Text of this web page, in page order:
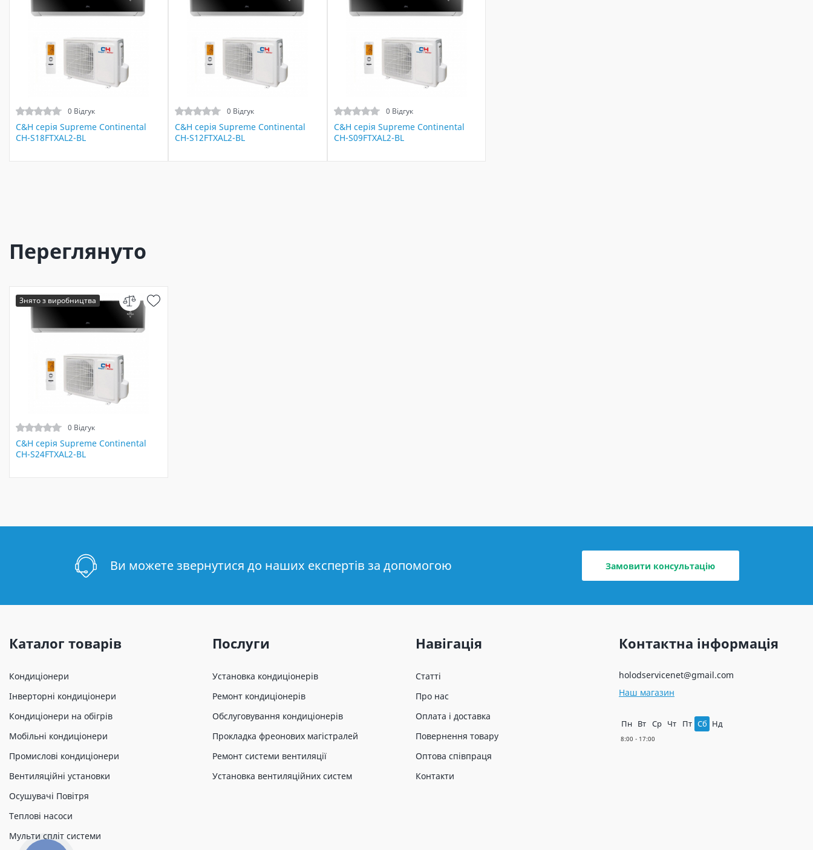
0 Відгук
C&H cерія Supreme Continental
CH-S18FTXAL2-BL
0 Відгук
C&H cерія Supreme Continental
CH-S12FTXAL2-BL
0 Відгук
C&H cерія Supreme Continental
CH-S09FTXAL2-BL
Переглянуто
Знято з виробництва
0 Відгук
C&H cерія Supreme Continental
CH-S24FTXAL2-BL
Ви можете звернутися до наших експертів за допомогою Замовити консультацію
Каталог товарів
Кондиціонери
Інверторні кондиціонери
Кондиціонери на обігрів
Мобільні кондиціонери
Промислові кондиціонери
Вентиляційні установки
Осушувачі Повітря
Теплові насоси
Мульти спліт системи
Послуги
Установка кондиціонерів
Ремонт кондиціонерів
Обслуговування кондиціонерів
Прокладка фреонових магістралей
Ремонт системи вентиляції
Установка вентиляційних систем
Навігація
Статті
Про нас
Оплата і доставка
Повернення товару
Оптова співпраця
Контакти
Контактна інформація
holodservicenet@gmail.com
Наш магазин
Пн Вт Ср Чт Пт Сб Нд